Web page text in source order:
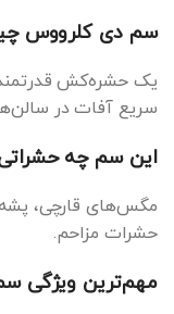
سم دی کلرووس
یک حشره‌کش قدرتمند
سریع آفات در
این سم چه حشراتی
مگس‌های قارچی،
حشرات مزاحم.
مهم‌ترین ویژگی